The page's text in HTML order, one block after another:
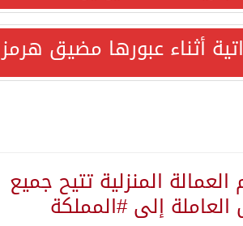
أثناء عبورها مضيق هرمز
المنزلية تتيح جميع
العاملة إلى #المملكة